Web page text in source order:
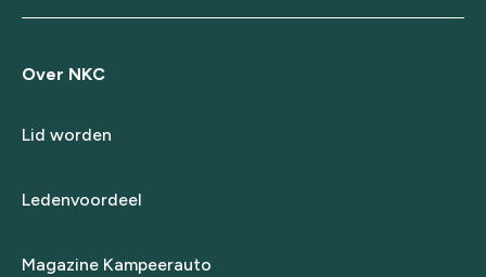
Over NKC
Lid worden
Ledenvoordeel
Magazine Kampeerauto